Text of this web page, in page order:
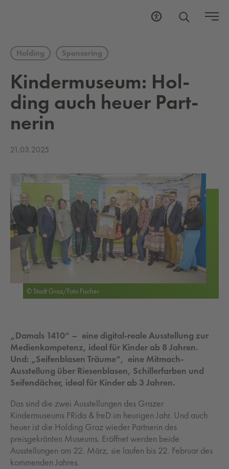
Holding Sponsoring
Kin­der­mu­se­um: Hol­
ding auch heuer Part­
ne­rin
21.03.2025
© Stadt Graz/Foto Fischer
„Damals 1410“ – eine digital-reale Ausstellung zur
Medienkompetenz, ideal für Kinder ab 8 Jahren.
Und: „Seifenblasen Träume“, eine Mitmach-
Ausstellung über Riesenblasen, Schillerfarben und
Seifendächer, ideal für Kinder ab 3 Jahren.
Das sind die zwei Ausstellungen des Grazer
Kindermuseums FRida & freD im heurigen Jahr. Und auch
heuer ist die Holding Graz wieder Partnerin des
preisgekrönten Museums. Eröffnet werden beide
Ausstellungen am 22. März, sie laufen bis 22. Februar des
kommenden Jahres.